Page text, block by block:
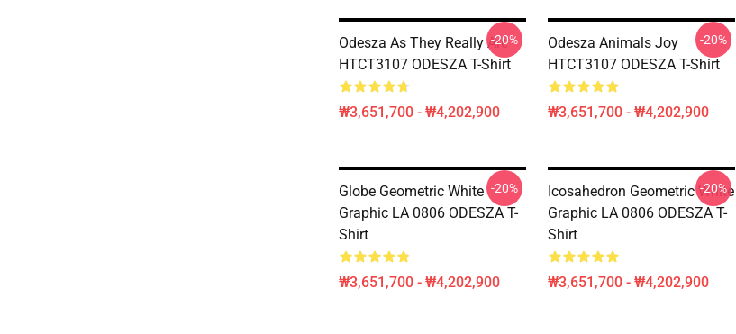
Odesza As They Really Are
HTCT3107 ODESZA T-Shirt
₩3,651,700 - ₩4,202,900
-20%
Odesza Animals Joy
HTCT3107 ODESZA T-Shirt
₩3,651,700 - ₩4,202,900
-20%
Globe Geometric White
Graphic LA 0806 ODESZA T-
Shirt
₩3,651,700 - ₩4,202,900
-20%
Icosahedron Geometric White
Graphic LA 0806 ODESZA T-
Shirt
₩3,651,700 - ₩4,202,900
-20%